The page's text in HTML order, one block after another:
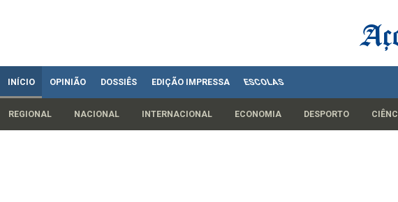
INÍCIO OPINIÃO DOSSIÊS EDIÇÃO IMPRESSA ESCOLAS
REGIONAL NACIONAL INTERNACIONAL ECONOMIA DESPORTO